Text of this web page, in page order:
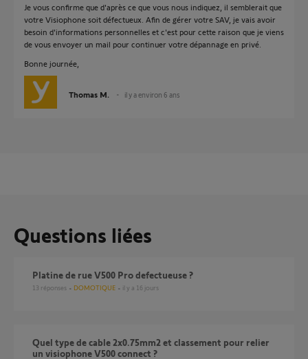
Je vous confirme que d'après ce que vous nous indiquez, il semblerait que
votre Visiophone soit défectueux. Afin de gérer votre SAV, je vais avoir
besoin d'informations personnelles et c'est pour cette raison que je viens
de vous envoyer un mail pour continuer votre dépannage en privé.
Bonne journée,
Thomas M. il y a environ 6 ans
Questions liées
platine de rue V500 Pro defectueuse ?
13 réponses DOMOTIQUE il y a 16 jours
Quel type de cable 2x0.75mm2 et classement pour relier
un visiophone V500 connect ?